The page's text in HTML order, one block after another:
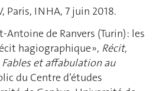
Paris, INHA, 7 juin 2018.
de Ranvers (Turin) : les
hagiographique », Récit,
et affabulation au
du Centre d’études